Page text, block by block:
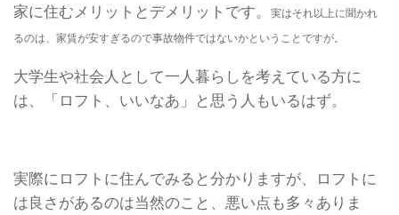
家に住むメリットとデメリットです。
実はそれ以上に聞かれ
るのは、家賃が安すぎるので事故物件ではないかということですが。
大学生や社会人として一人暮らしを考えている方に
は、「ロフト、いいなあ」と思う人もいるはず。
実際にロフトに住んでみると分かりますが、ロフトに
は良さがあるのは当然のこと、悪い点も多々ありま